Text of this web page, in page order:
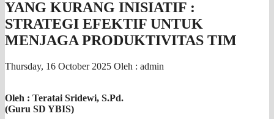
YANG KURANG INISIATIF :
STRATEGI EFEKTIF UNTUK
MENJAGA PRODUKTIVITAS TIM
Thursday, 16 October 2025 Oleh : admin
Oleh : Teratai Sridewi, S.Pd.
(Guru SD YBIS)